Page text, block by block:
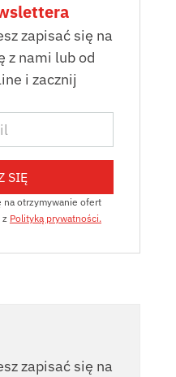
zapisać się na
z nami lub od
i zacznij
SIĘ
na otrzymywanie ofert
z Polityką prywatności.
zapisać się na